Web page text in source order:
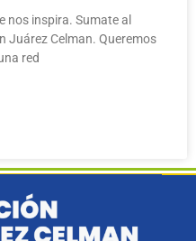
nos inspira. Sumate al
Juárez Celman. Queremos
red